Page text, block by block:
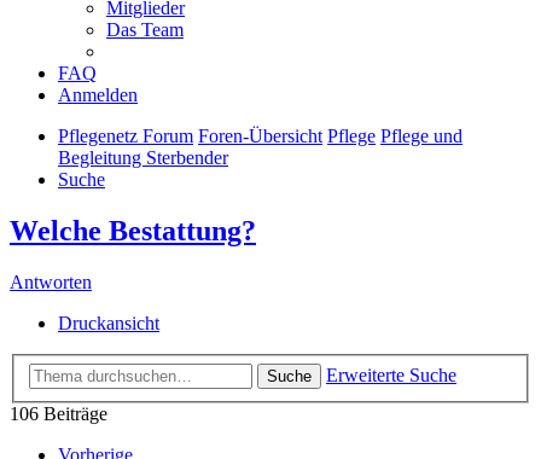
Mitglieder
Das Team
FAQ
Anmelden
Pflegenetz Forum Foren-Übersicht Pflege Pflege und
Begleitung Sterbender
Suche
Welche Bestattung?
Antworten
Druckansicht
Suche
Erweiterte Suche
106 Beiträge
Vorherige